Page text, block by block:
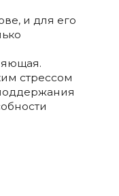
и для его
стрессом